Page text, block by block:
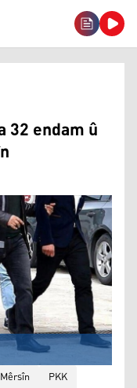
endam û
Mêrsîn PKK